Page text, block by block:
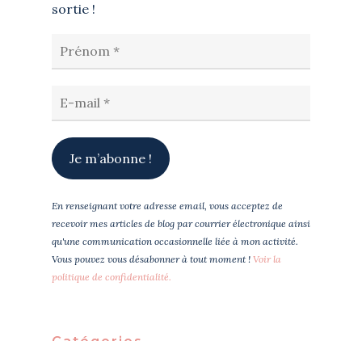
sortie !
En renseignant votre adresse email, vous acceptez de
recevoir mes articles de blog par courrier électronique ainsi
qu'une communication occasionnelle liée à mon activité.
Vous pouvez vous désabonner à tout moment ! Voir la
politique de confidentialité.